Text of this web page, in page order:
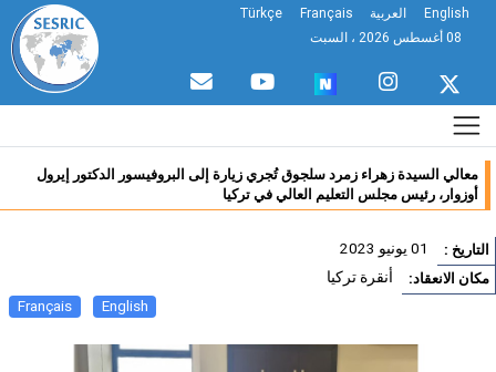
English العربية Français
Türkçe
معالي السيدة زهراء زمرد سلجوق تُجري زيارة إلى البروفيسور الدكتور إيرول
أوزوار، رئيس مجلس التعليم العالي في تركيا
: 01 يونيو 2023
الانعقاد: أنقرة تركيا
English
Français